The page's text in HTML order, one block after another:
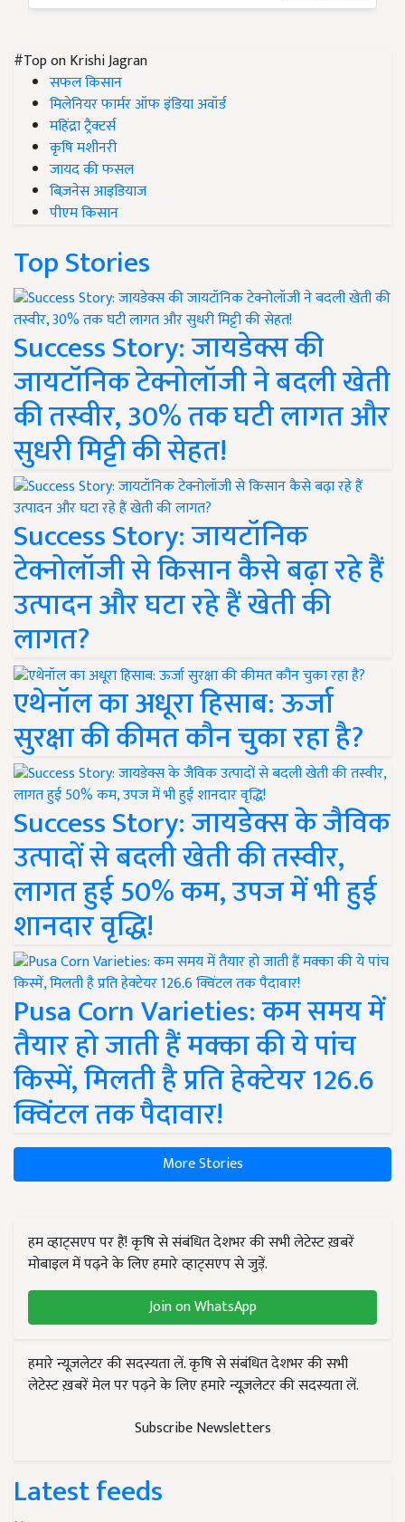
#Top on Krishi Jagran
सफल किसान
मिलेनियर फार्मर ऑफ इंडिया अवॉर्ड
महिंद्रा ट्रैक्टर्स
कृषि मशीनरी
जायद की फसल
बिज़नेस आइडियाज
पीएम किसान
Top Stories
Success Story: जायडेक्स की
जायटॉनिक टेक्नोलॉजी ने बदली खेती
की तस्वीर, 30% तक घटी लागत और
सुधरी मिट्टी की सेहत!
Success Story: जायटॉनिक
टेक्नोलॉजी से किसान कैसे बढ़ा रहे हैं
उत्पादन और घटा रहे हैं खेती की
लागत?
एथेनॉल का अधूरा हिसाब: ऊर्जा
सुरक्षा की कीमत कौन चुका रहा है?
Success Story: जायडेक्स के जैविक
उत्पादों से बदली खेती की तस्वीर,
लागत हुई 50% कम, उपज में भी हुई
शानदार वृद्धि!
Pusa Corn Varieties: कम समय में
तैयार हो जाती हैं मक्का की ये पांच
किस्में, मिलती है प्रति हेक्टेयर 126.6
क्विंटल तक पैदावार!
More Stories
हम व्हाट्सएप पर हैं! कृषि से संबंधित देशभर की सभी लेटेस्ट ख़बरें
मोबाइल में पढ़ने के लिए हमारे व्हाट्सएप से जुड़ें.
Join on WhatsApp
हमारे न्यूज़लेटर की सदस्यता लें. कृषि से संबंधित देशभर की सभी
लेटेस्ट ख़बरें मेल पर पढ़ने के लिए हमारे न्यूज़लेटर की सदस्यता लें.
Subscribe Newsletters
Latest feeds